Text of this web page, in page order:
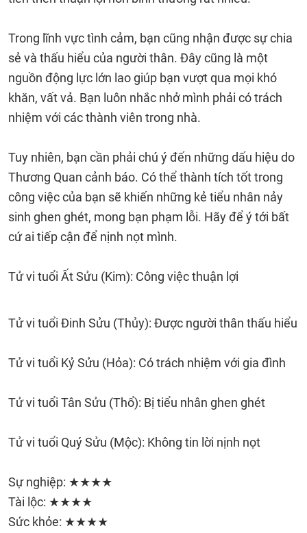
Trong lĩnh vực tình cảm, bạn cũng nhận được sự chia
sẻ và thấu hiểu của người thân. Đây cũng là một
nguồn động lực lớn lao giúp bạn vượt qua mọi khó
khăn, vất vả. Bạn luôn nhắc nhở mình phải có trách
nhiệm với các thành viên trong nhà.
Tuy nhiên, bạn cần phải chú ý đến những dấu hiệu do
Thương Quan cảnh báo. Có thể thành tích tốt trong
công việc của bạn sẽ khiến những kẻ tiểu nhân nảy
sinh ghen ghét, mong bạn phạm lỗi. Hãy để ý tới bất
cứ ai tiếp cận để nịnh nọt mình.
Tử vi tuổi Ất Sửu (Kim): Công việc thuận lợi
Tử vi tuổi Đinh Sửu (Thủy): Được người thân thấu hiểu
Tử vi tuổi Kỷ Sửu (Hỏa): Có trách nhiệm với gia đình
Tử vi tuổi Tân Sửu (Thổ): Bị tiểu nhân ghen ghét
Tử vi tuổi Quý Sửu (Mộc): Không tin lời nịnh nọt
Sự nghiệp: ★★★★
Tài lộc: ★★★★
Sức khỏe: ★★★★